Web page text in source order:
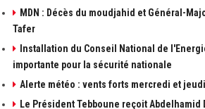
MDN : Décès du moudjahid et Général-
Tafer
Installation du Conseil National de
importante pour la sécurité nationale
Alerte météo : vents forts mercredi et
Le Président Tebboune reçoit Abdelhamid